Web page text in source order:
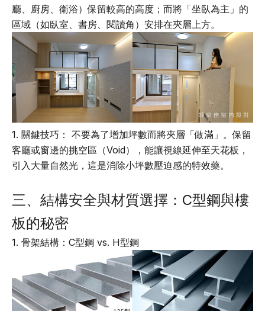
廳、廚房、衛浴）保留較高的高度；而將「坐臥為主」的
區域（如臥室、書房、閱讀角）安排在夾層上方。
1. 關鍵技巧： 不要為了增加坪數而將夾層「做滿」。保留
客廳或窗邊的挑空區（Void），能讓視線延伸至天花板，
引入大量自然光，這是消除小坪數壓迫感的特效藥。
三、結構安全與材質選擇：C型鋼與樓
板的秘密
1. 骨架結構：C型鋼 vs. H型鋼